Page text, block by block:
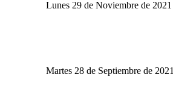
Lunes 29 de Noviembre de 2021
Martes 28 de Septiembre de 2021